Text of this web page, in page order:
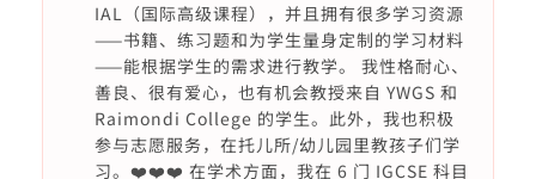
IAL（国际高级课程），并且拥有很多学习资源
——书籍、练习题和为学生量身定制的学习材料
——能根据学生的需求进行教学。 我性格耐心、
善良、很有爱心，也有机会教授来自 YWGS 和
Raimondi College 的学生。此外，我也积极
参与志愿服务，在托儿所/幼儿园里教孩子们学
习。❤️❤️❤️ 在学术方面，我在 6 门 IGCSE 科目